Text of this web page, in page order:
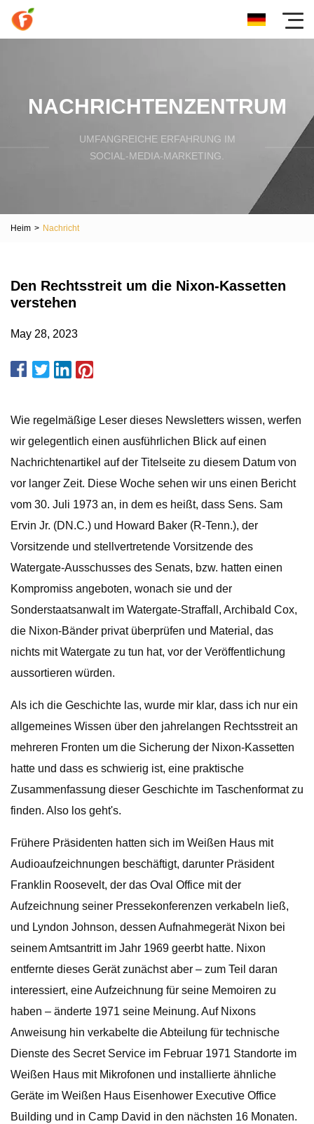
NACHRICHTENZENTRUM
UMFANGREICHE ERFAHRUNG IM
SOCIAL-MEDIA-MARKETING.
Heim > Nachricht
Den Rechtsstreit um die Nixon-Kassetten
verstehen
May 28, 2023
Wie regelmäßige Leser dieses Newsletters wissen, werfen
wir gelegentlich einen ausführlichen Blick auf einen
Nachrichtenartikel auf der Titelseite zu diesem Datum von
vor langer Zeit. Diese Woche sehen wir uns einen Bericht
vom 30. Juli 1973 an, in dem es heißt, dass Sens. Sam
Ervin Jr. (DN.C.) und Howard Baker (R-Tenn.), der
Vorsitzende und stellvertretende Vorsitzende des
Watergate-Ausschusses des Senats, bzw. hatten einen
Kompromiss angeboten, wonach sie und der
Sonderstaatsanwalt im Watergate-Straffall, Archibald Cox,
die Nixon-Bänder privat überprüfen und Material, das
nichts mit Watergate zu tun hat, vor der Veröffentlichung
aussortieren würden.
Als ich die Geschichte las, wurde mir klar, dass ich nur ein
allgemeines Wissen über den jahrelangen Rechtsstreit an
mehreren Fronten um die Sicherung der Nixon-Kassetten
hatte und dass es schwierig ist, eine praktische
Zusammenfassung dieser Geschichte im Taschenformat zu
finden. Also los geht's.
Frühere Präsidenten hatten sich im Weißen Haus mit
Audioaufzeichnungen beschäftigt, darunter Präsident
Franklin Roosevelt, der das Oval Office mit der
Aufzeichnung seiner Pressekonferenzen verkabeln ließ,
und Lyndon Johnson, dessen Aufnahmegerät Nixon bei
seinem Amtsantritt im Jahr 1969 geerbt hatte. Nixon
entfernte dieses Gerät zunächst aber – zum Teil daran
interessiert, eine Aufzeichnung für seine Memoiren zu
haben – änderte 1971 seine Meinung. Auf Nixons
Anweisung hin verkabelte die Abteilung für technische
Dienste des Secret Service im Februar 1971 Standorte im
Weißen Haus mit Mikrofonen und installierte ähnliche
Geräte im Weißen Haus Eisenhower Executive Office
Building und in Camp David in den nächsten 16 Monaten.